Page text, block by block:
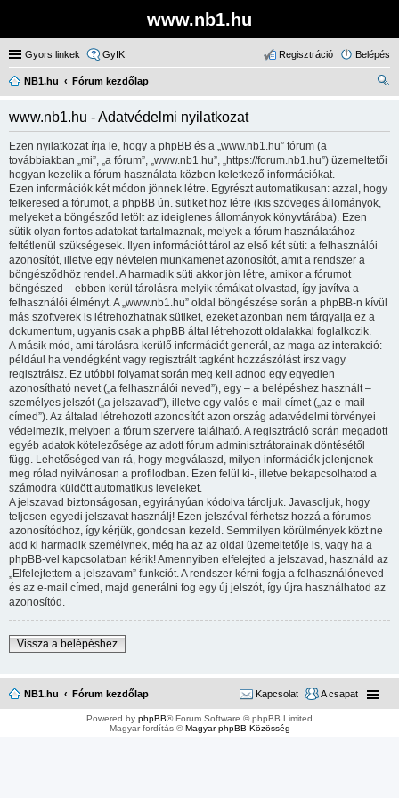
www.nb1.hu
Gyors linkek GyIK Belépés
Regisztráció
NB1.hu
Fórum kezdőlap
www.nb1.hu - Adatvédelmi nyilatkozat
Ezen nyilatkozat írja le, hogy a phpBB és a „www.nb1.hu” fórum (a
továbbiakban „mi”, „a fórum”, „www.nb1.hu”, „https://forum.nb1.hu”) üzemeltetői
hogyan kezelik a fórum használata közben keletkező információkat.
Ezen információk két módon jönnek létre. Egyrészt automatikusan: azzal, hogy
felkeresed a fórumot, a phpBB ún. sütiket hoz létre (kis szöveges állományok,
melyeket a böngésződ letölt az ideiglenes állományok könyvtárába). Ezen
sütik olyan fontos adatokat tartalmaznak, melyek a fórum használatához
feltétlenül szükségesek. Ilyen információt tárol az első két süti: a felhasználói
azonosítót, illetve egy névtelen munkamenet azonosítót, amit a rendszer a
böngésződhöz rendel. A harmadik süti akkor jön létre, amikor a fórumot
böngészed – ebben kerül tárolásra melyik témákat olvastad, így javítva a
felhasználói élményt. A „www.nb1.hu” oldal böngészése során a phpBB-n kívül
más szoftverek is létrehozhatnak sütiket, ezeket azonban nem tárgyalja ez a
dokumentum, ugyanis csak a phpBB által létrehozott oldalakkal foglalkozik.
A másik mód, ami tárolásra kerülő információt generál, az maga az interakció:
például ha vendégként vagy regisztrált tagként hozzászólást írsz vagy
regisztrálsz. Ez utóbbi folyamat során meg kell adnod egy egyedien
azonosítható nevet („a felhasználói neved”), egy – a belépéshez használt –
személyes jelszót („a jelszavad”), illetve egy valós e-mail címet („az e-mail
címed”). Az általad létrehozott azonosítót azon ország adatvédelmi törvényei
védelmezik, melyben a fórum szervere található. A regisztráció során megadott
egyéb adatok kötelezősége az adott fórum adminisztrátorainak döntésétől
függ. Lehetőséged van rá, hogy megválaszd, milyen információk jelenjenek
meg rólad nyilvánosan a profilodban. Ezen felül ki-, illetve bekapcsolhatod a
számodra küldött automatikus leveleket.
A jelszavad biztonságosan, egyirányúan kódolva tároljuk. Javasoljuk, hogy
teljesen egyedi jelszavat használj! Ezen jelszóval férhetsz hozzá a fórumos
azonosítódhoz, így kérjük, gondosan kezeld. Semmilyen körülmények közt ne
add ki harmadik személynek, még ha az az oldal üzemeltetője is, vagy ha a
phpBB-vel kapcsolatban kérik! Amennyiben elfelejted a jelszavad, használd az
„Elfelejtettem a jelszavam” funkciót. A rendszer kérni fogja a felhasználóneved
és az e-mail címed, majd generálni fog egy új jelszót, így újra használhatod az
azonosítód.
Vissza a belépéshez
NB1.hu Fórum kezdőlap A csapat
Kapcsolat
Powered by phpBB® Forum Software © phpBB Limited
Magyar fordítás ©Magyar phpBB Közösség